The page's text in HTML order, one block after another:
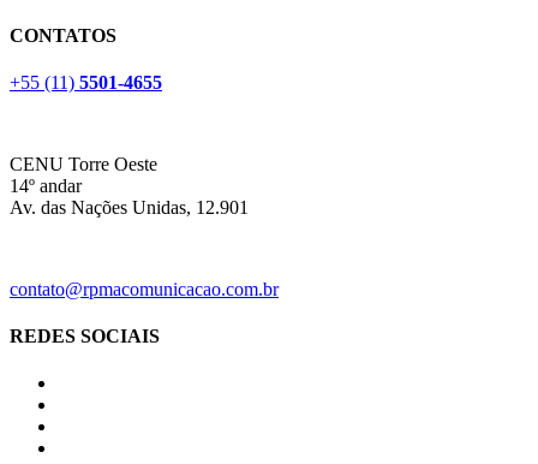
CONTATOS
+55 (11) 5501-4655
CENU Torre Oeste
14º andar
Av. das Nações Unidas, 12.901
contato@rpmacomunicacao.com.br
REDES SOCIAIS